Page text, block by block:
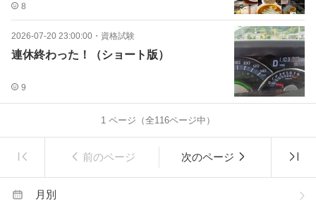
8
2026-07-20 23:00:00 ・ 資格試験
連休終わった！（ショート版）
9
1 ページ（全116ページ中）
前のページ 次のページ
月別